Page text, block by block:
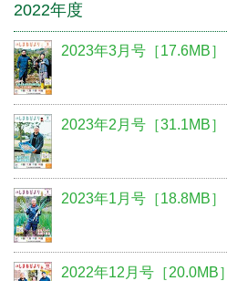
2022年度
2023年3月号［17.6MB］
2023年2月号［31.1MB］
2023年1月号［18.8MB］
2022年12月号［20.0MB］